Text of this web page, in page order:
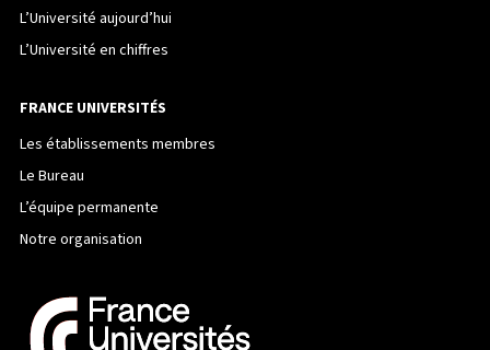
L’Université aujourd’hui
L’Université en chiffres
FRANCE UNIVERSITÉS
Les établissements membres
Le Bureau
L’équipe permanente
Notre organisation